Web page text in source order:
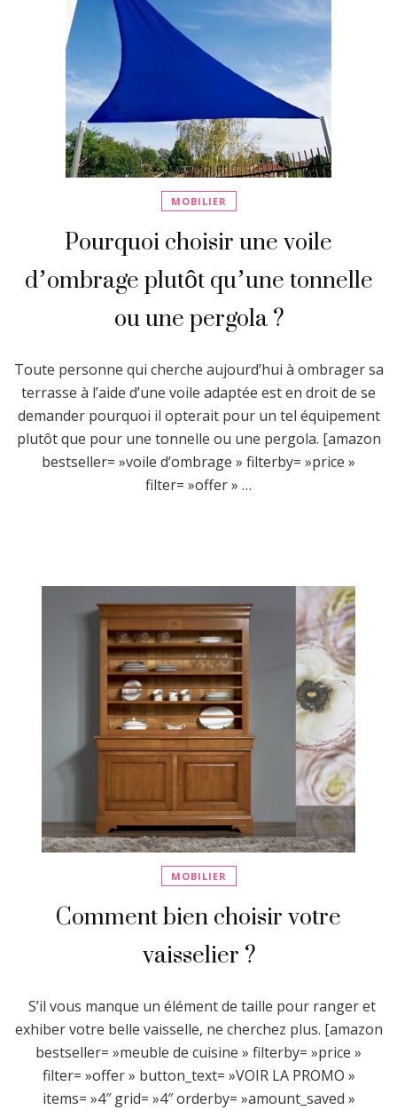
MOBILIER
Pourquoi choisir une voile
d’ombrage plutôt qu’une tonnelle
ou une pergola ?
Toute personne qui cherche aujourd’hui à ombrager sa
terrasse à l’aide d’une voile adaptée est en droit de se
demander pourquoi il opterait pour un tel équipement
plutôt que pour une tonnelle ou une pergola. [amazon
bestseller= »voile d’ombrage » filterby= »price »
filter= »offer » …
MOBILIER
Comment bien choisir votre
vaisselier ?
S’il vous manque un élément de taille pour ranger et
exhiber votre belle vaisselle, ne cherchez plus. [amazon
bestseller= »meuble de cuisine » filterby= »price »
filter= »offer » button_text= »VOIR LA PROMO »
items= »4″ grid= »4″ orderby= »amount_saved »